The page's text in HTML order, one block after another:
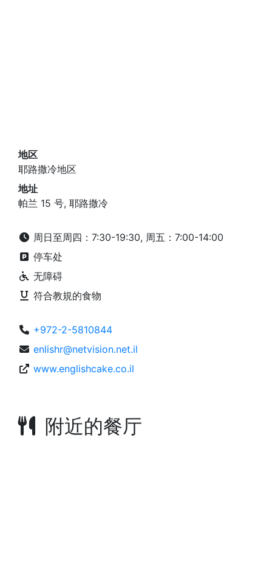
地区
耶路撒冷地区
地址
帕兰 15 号, 耶路撒冷
周日至周四：7:30-19:30, 周五：7:00-14:00
停车处
无障碍
符合教規的食物
+972-2-5810844
enlishr@netvision.net.il
www.englishcake.co.il
附近的餐厅